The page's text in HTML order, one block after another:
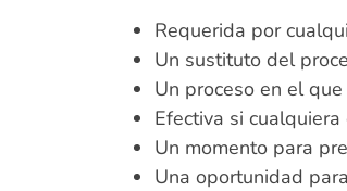
Requerida por
Un sustituto del
Un proceso en el
Efectiva si
Un momento para
Una oportunidad